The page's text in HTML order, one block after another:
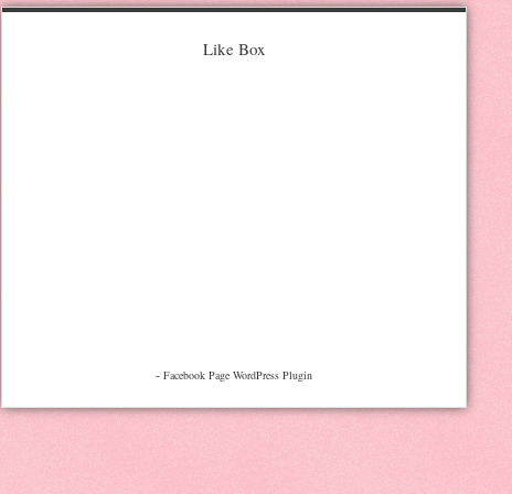
Like Box
- Facebook Page WordPress Plugin